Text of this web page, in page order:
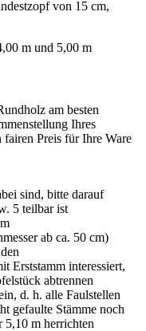
von 15 cm,
m und 5,00 m
am besten
Ihres
fairen Preis für Ihre Ware
sind, bitte darauf
5 teilbar ist
ab ca. 50 cm)
Erststamm interessiert,
abtrennen
d. h. alle Faulstellen
gefaulte Stämme noch
5,10 m herrichten